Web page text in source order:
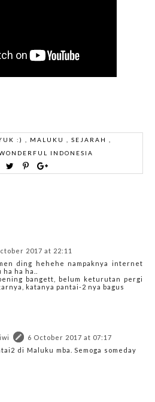
:) MALUKU SEJARAH
INDONESIA
2017 at 22:11
ding hehehe nampaknya internet
ha ha..
bangett, belum keturutan pergi
katanya pantai-2 nya bagus
6 October 2017 at 07:17
di Maluku mba. Semoga someday